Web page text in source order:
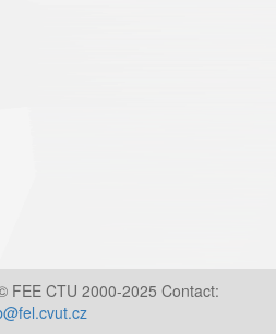
FEE CTU 2000-2025 Contact: